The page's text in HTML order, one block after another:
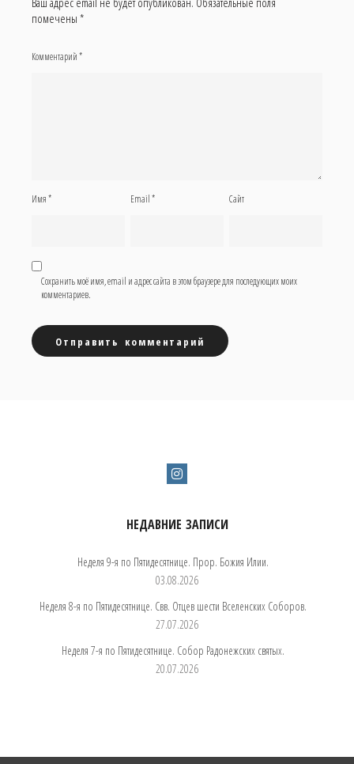
помечены *
Комментарий*
Имя* Email* Сайт
Сохранить моё имя, email и адрес сайта в этом браузере для последующих моих
комментариев.
НЕДАВНИЕ ЗАПИСИ
Неделя 9-я по Пятидесятнице. Прор. Божия Илии.
03.08.2026
Неделя 8-я по Пятидесятнице. Свв. Отцев шести Вселенских Соборов.
27.07.2026
Неделя 7-я по Пятидесятнице. Собор Радонежских святых.
20.07.2026